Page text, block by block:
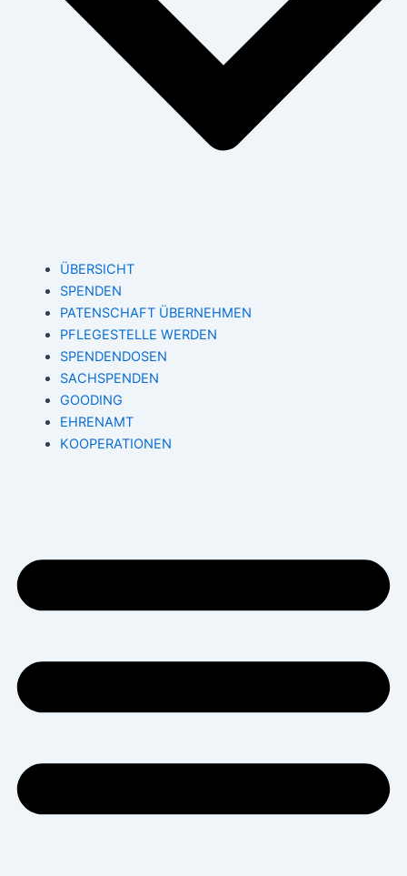
ÜBERSICHT
SPENDEN
PATENSCHAFT ÜBERNEHMEN
PFLEGESTELLE WERDEN
SPENDENDOSEN
SACHSPENDEN
GOODING
EHRENAMT
KOOPERATIONEN